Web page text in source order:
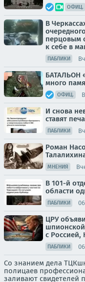
ОФИЦ.
В
перцовым
к себе в
ПАБЛИКИ
БАТАЛЬОН
много
ОФИЦ.
И снова
ставят
ПАБЛИКИ
Роман
МНЕНИЯ
В 101-й
области
ПАБЛИКИ
ЦРУ
с Россией,
ПАБЛИКИ
Со знанием дела
полицаев
заливают свидетелей